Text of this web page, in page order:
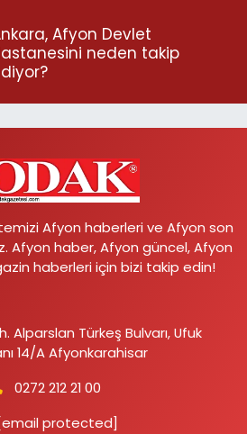
Afyon Devlet
neden takip
Afyon haberleri ve Afyon son
Afyon haber, Afyon güncel, Afyon
haberleri için bizi takip edin!
Alparslan Türkeş Bulvarı, Ufuk
14/A Afyonkarahisar
0272 212 21 00
protected]